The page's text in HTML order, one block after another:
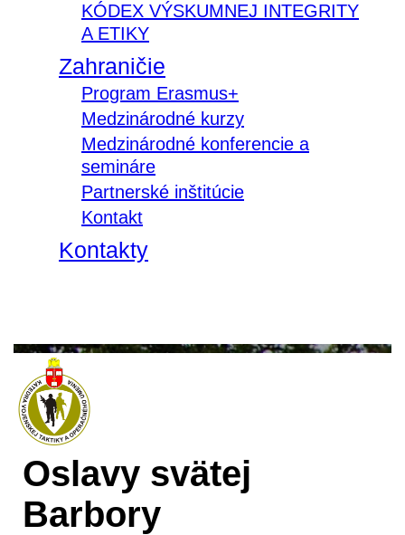
KÓDEX VÝSKUMNEJ INTEGRITY
A ETIKY
Zahraničie
Program Erasmus+
Medzinárodné kurzy
Medzinárodné konferencie a
semináre
Partnerské inštitúcie
Kontakt
Kontakty
Oslavy svätej
Barbory